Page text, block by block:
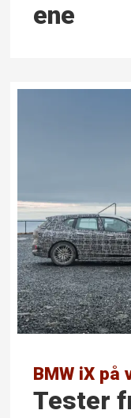
ene
BMW iX på
Tester